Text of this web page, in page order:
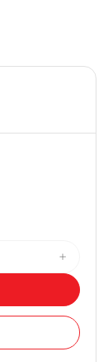
ilość
dla
akryl